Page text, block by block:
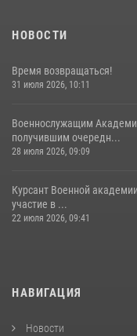
НОВОСТИ
Время возвращаться!
31 июля 2026, 10:11
Военнослужащим
получившим очередн...
28 июля 2026, 09:09
Курсант Военной
участие в ...
22 июля 2026, 09:41
НАВИГАЦИЯ
Новости